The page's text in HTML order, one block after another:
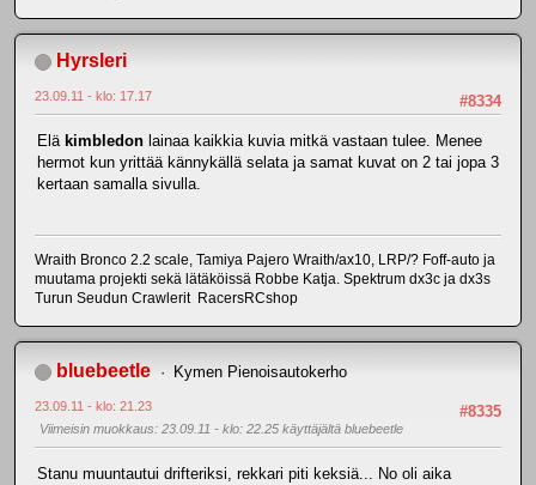
Hyrsleri
#8334
23.09.11 - klo: 17.17
Elä kimbledon lainaa kaikkia kuvia mitkä vastaan tulee. Menee
hermot kun yrittää kännykällä selata ja samat kuvat on 2 tai jopa 3
kertaan samalla sivulla.
Wraith Bronco 2.2 scale, Tamiya Pajero Wraith/ax10, LRP/? Foff-auto ja
muutama projekti sekä lätäköissä Robbe Katja. Spektrum dx3c ja dx3s
Turun Seudun Crawlerit RacersRCshop
bluebeetle Kymen Pienoisautokerho
#8335
23.09.11 - klo: 21.23
Viimeisin muokkaus: 23.09.11 - klo: 22.25 käyttäjältä bluebeetle
Stanu muuntautui drifteriksi, rekkari piti keksiä... No oli aika